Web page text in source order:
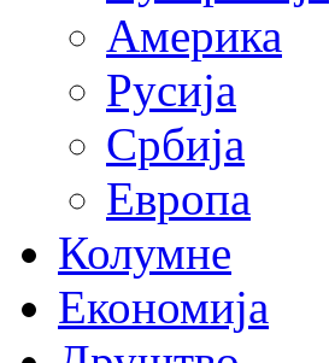
Америка
Русија
Србија
Европа
Колумне
Економија